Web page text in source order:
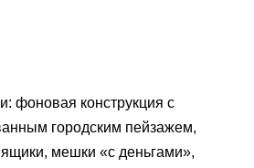
фоновая конструкция с
городским пейзажем,
мешки «с деньгами»,